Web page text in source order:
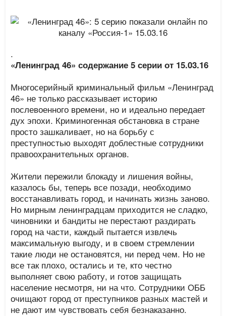
.
«Ленинград 46» содержание 5 серии от 15.03.16
Многосерийный криминальный фильм «Ленинград
46» не только рассказывает историю
послевоенного времени, но и идеально передает
дух эпохи. Криминогенная обстановка в стране
просто зашкаливает, но на борьбу с
преступностью выходят доблестные сотрудники
правоохранительных органов.
Жители пережили блокаду и лишения войны,
казалось бы, теперь все позади, необходимо
восстанавливать город, и начинать жизнь заново.
Но мирным ленинградцам приходится не сладко,
чиновники и бандиты не перестают раздирать
город на части, каждый пытается извлечь
максимальную выгоду, и в своем стремлении
такие люди не остановятся, ни перед чем. Но не
все так плохо, остались и те, кто честно
выполняет свою работу, и готов защищать
население несмотря, ни на что. Сотрудники ОББ
очищают город от преступников разных мастей и
не дают им чувствовать себя безнаказанно.